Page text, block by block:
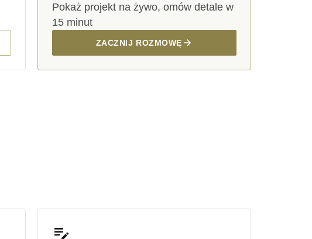
Pokaż projekt na żywo, omów detale w
15 minut
ZACZNIJ ROZMOWĘ